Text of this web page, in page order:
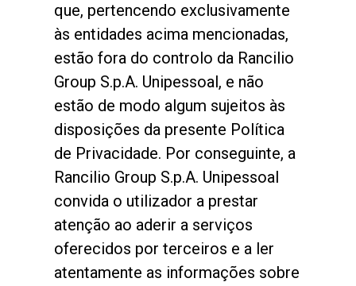
que, pertencendo exclusivamente
às entidades acima mencionadas,
estão fora do controlo da Rancilio
Group S.p.A. Unipessoal, e não
estão de modo algum sujeitos às
disposições da presente Política
de Privacidade. Por conseguinte, a
Rancilio Group S.p.A. Unipessoal
convida o utilizador a prestar
atenção ao aderir a serviços
oferecidos por terceiros e a ler
atentamente as informações sobre